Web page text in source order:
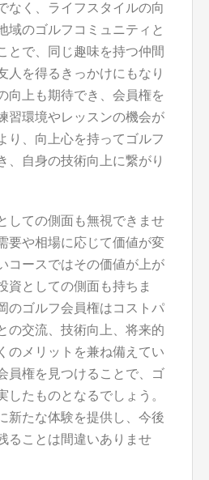
なく、ライフスタイルの向
域のゴルフコミュニティと
とで、同じ趣味を持つ仲間
人を得るきっかけにもなり
向上も期待でき、会員権を
習環境やレッスンの機会が
り、向上心を持ってゴルフ
、自身の技術向上に繋がり
しての側面も無視できませ
要や相場に応じて価値が変
コースではその価値が上が
資としての側面も持ちま
のゴルフ会員権はコストパ
の交流、技術向上、将来的
のメリットを兼ね備えてい
員権を見つけることで、ゴ
したものとなるでしょう。
新たな体験を提供し、今後
ることは間違いありませ